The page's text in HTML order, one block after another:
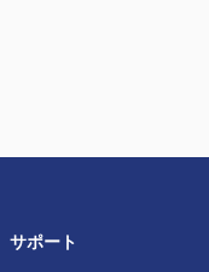
サポート